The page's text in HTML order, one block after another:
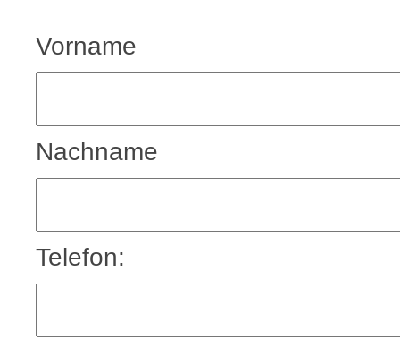
Vorname
Nachname
Telefon: